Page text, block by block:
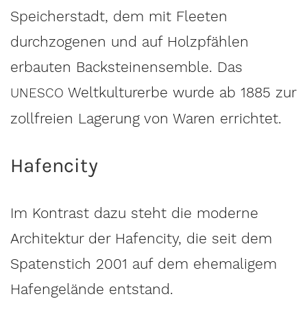
Speicherstadt, dem mit Fleeten
durchzogenen und auf Holzpfählen
erbauten Backsteinensemble. Das
UNESCO Weltkulturerbe wurde ab 1885 zur
zollfreien Lagerung von Waren errichtet.
Hafencity
Im Kontrast dazu steht die moderne
Architektur der Hafencity, die seit dem
Spatenstich 2001 auf dem ehemaligem
Hafengelände entstand.